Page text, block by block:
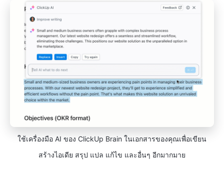
ใช้เครื่องมือ AI ของ ClickUp Brain ในเอกสารของคุณเพื่อเขียน
สร้างไอเดีย สรุป แปล แก้ไข และอื่นๆ อีกมากมาย